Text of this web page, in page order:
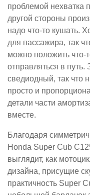
проблемой нехватка
другой стороны
надо что-то кушать.
для пассажира, так
можно положить что-
отправляться в
сведиодный, так что
просто и
детали части
вместе.
Благодаря
Honda Super Cub
выглядит, как
дизайна, присущие
практичность Super